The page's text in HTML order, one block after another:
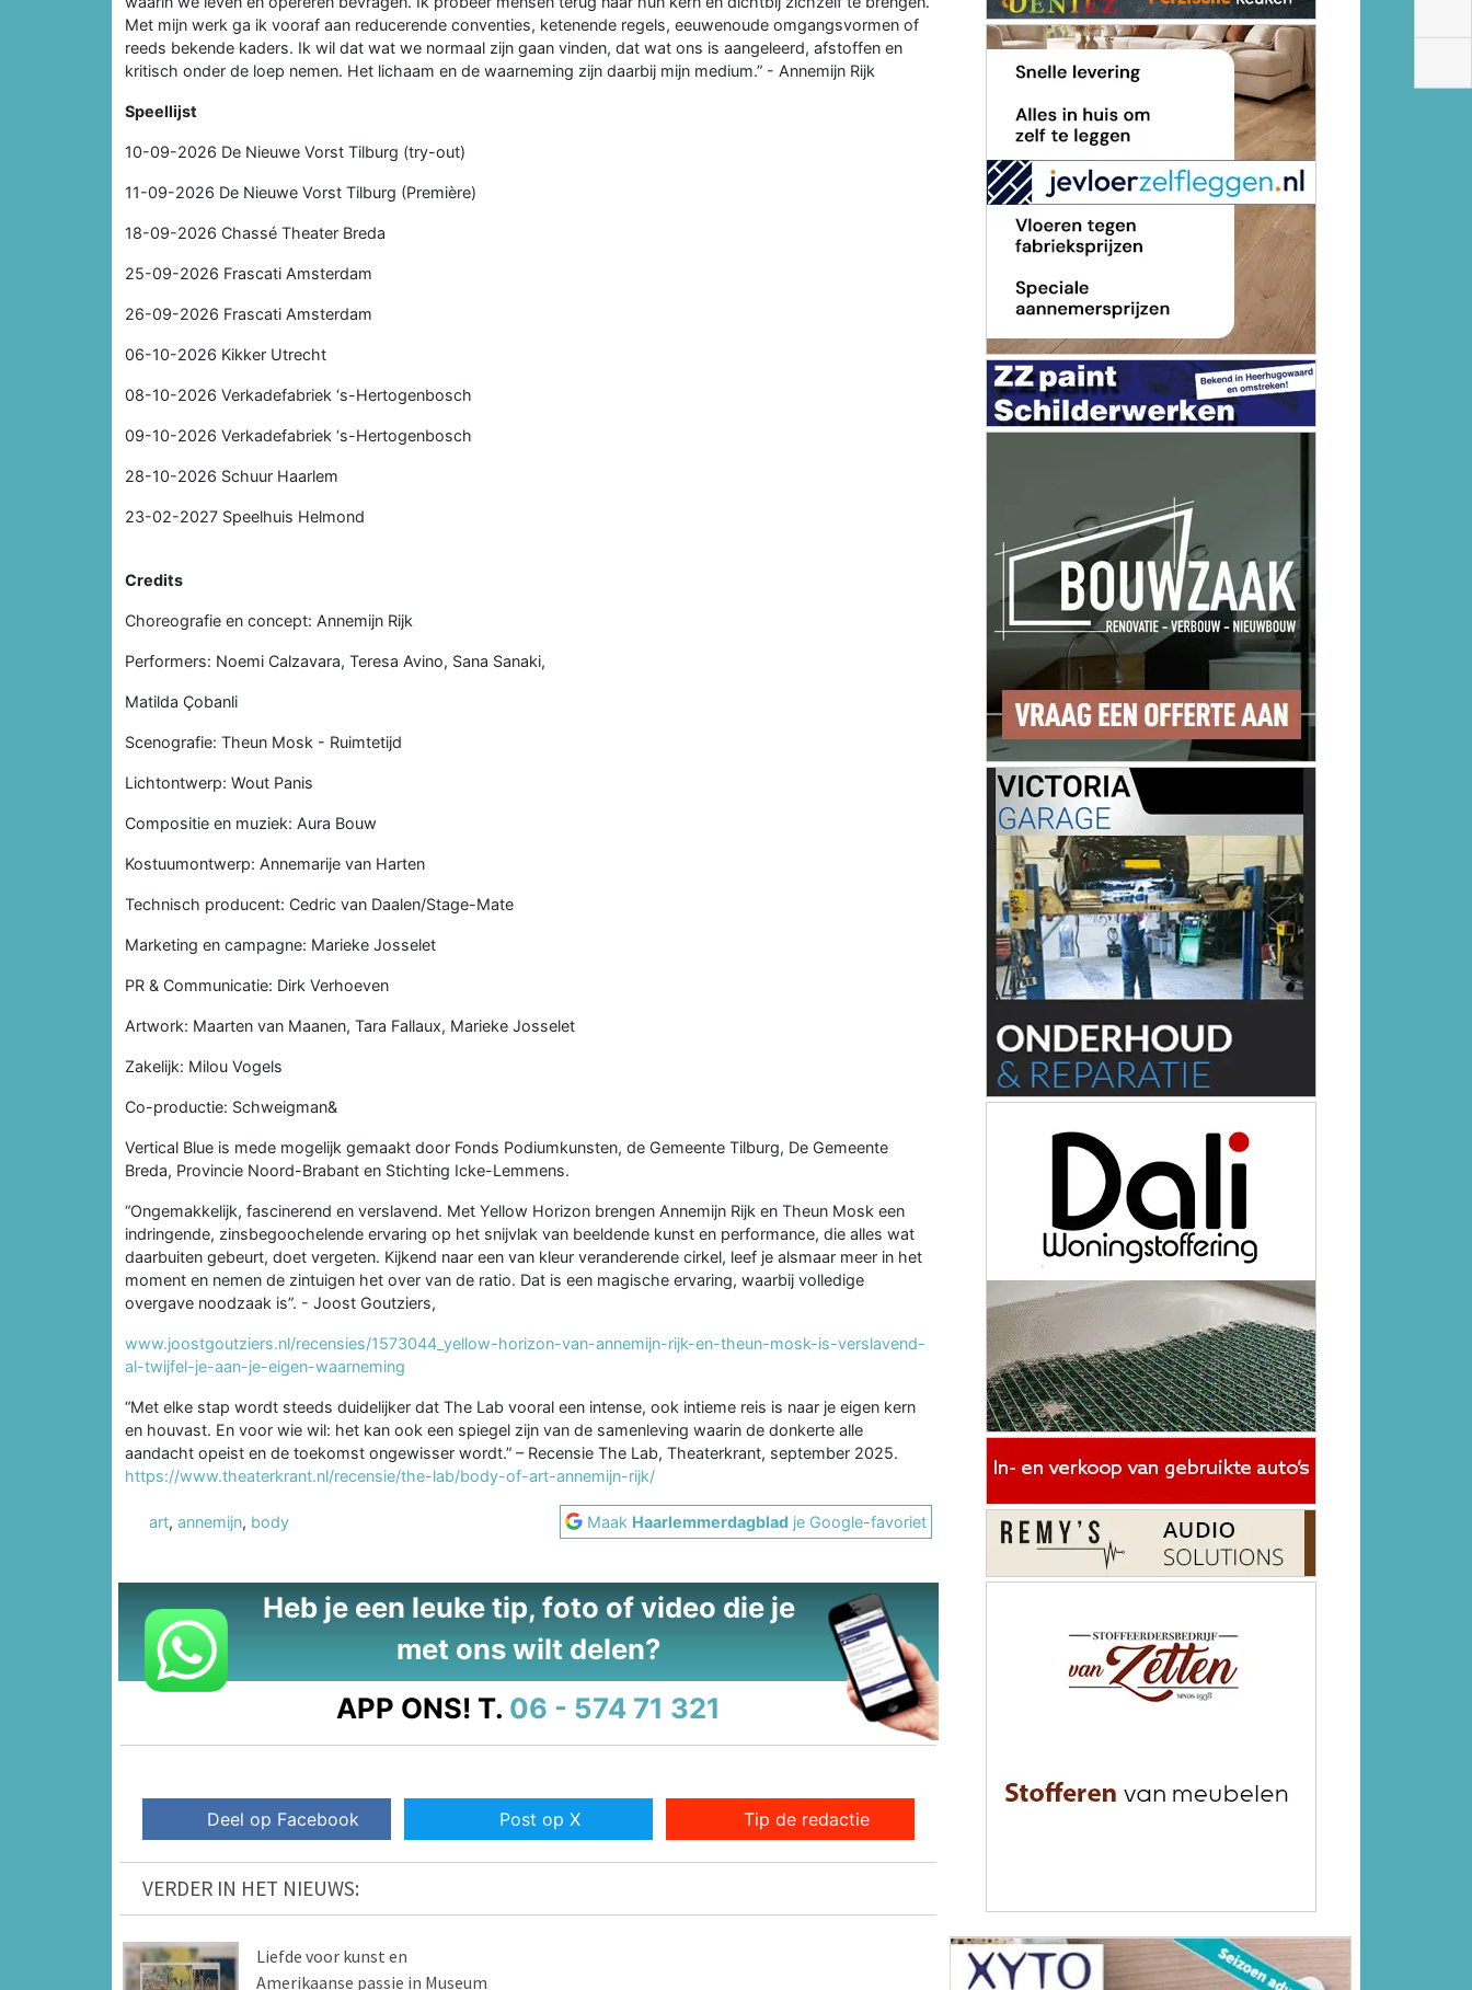
Met mijn werk ga ik vooraf aan reducerende conventies, ketenende regels, eeuwenoude omgangsvormen of
reeds bekende kaders. Ik wil dat wat we normaal zijn gaan vinden, dat wat ons is aangeleerd, afstoffen en
kritisch onder de loep nemen. Het lichaam en de waarneming zijn daarbij mijn medium.” - Annemijn Rijk
Speellijst
10-09-2026 De Nieuwe Vorst Tilburg (try-out)
11-09-2026 De Nieuwe Vorst Tilburg (Première)
18-09-2026 Chassé Theater Breda
25-09-2026 Frascati Amsterdam
26-09-2026 Frascati Amsterdam
06-10-2026 Kikker Utrecht
08-10-2026 Verkadefabriek ‘s-Hertogenbosch
09-10-2026 Verkadefabriek ‘s-Hertogenbosch
28-10-2026 Schuur Haarlem
23-02-2027 Speelhuis Helmond
Credits
Choreografie en concept: Annemijn Rijk
Performers: Noemi Calzavara, Teresa Avino, Sana Sanaki,
Matilda Çobanli
Scenografie: Theun Mosk - Ruimtetijd
Lichtontwerp: Wout Panis
Compositie en muziek: Aura Bouw
Kostuumontwerp: Annemarije van Harten
Technisch producent: Cedric van Daalen/Stage-Mate
Marketing en campagne: Marieke Josselet
PR & Communicatie: Dirk Verhoeven
Artwork: Maarten van Maanen, Tara Fallaux, Marieke Josselet
Zakelijk: Milou Vogels
Co-productie: Schweigman&
Vertical Blue is mede mogelijk gemaakt door Fonds Podiumkunsten, de Gemeente Tilburg, De Gemeente
Breda, Provincie Noord-Brabant en Stichting Icke-Lemmens.
“Ongemakkelijk, fascinerend en verslavend. Met Yellow Horizon brengen Annemijn Rijk en Theun Mosk een
indringende, zinsbegoochelende ervaring op het snijvlak van beeldende kunst en performance, die alles wat
daarbuiten gebeurt, doet vergeten. Kijkend naar een van kleur veranderende cirkel, leef je alsmaar meer in het
moment en nemen de zintuigen het over van de ratio. Dat is een magische ervaring, waarbij volledige
overgave noodzaak is”. - Joost Goutziers,
www.joostgoutziers.nl/recensies/1573044_yellow-horizon-van-annemijn-rijk-en-theun-mosk-is-verslavend-
al-twijfel-je-aan-je-eigen-waarneming
“Met elke stap wordt steeds duidelijker dat The Lab vooral een intense, ook intieme reis is naar je eigen kern
en houvast. En voor wie wil: het kan ook een spiegel zijn van de samenleving waarin de donkerte alle
aandacht opeist en de toekomst ongewisser wordt.” – Recensie The Lab, Theaterkrant, september 2025.
https://www.theaterkrant.nl/recensie/the-lab/body-of-art-annemijn-rijk/
art, annemijn, body Maak Haarlemmerdagblad je Google-favoriet
Heb je een leuke tip, foto of video die je
met ons wilt delen?
APP ONS! T. 06 - 574 71 321
Deel op Facebook Post op X Tip de redactie
VERDER IN HET NIEUWS:
Liefde voor kunst en
Amerikaanse passie in Museum